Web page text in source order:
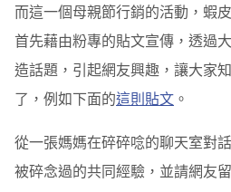
而這一個母親節行銷的活動，蝦
首先藉由粉專的貼文宣傳，透過
造話題，引起網友興趣，讓大家
了，例如下面的這則貼文 。
從一張媽媽在碎碎唸的聊天室對
被碎念過的共同經驗，並請網友